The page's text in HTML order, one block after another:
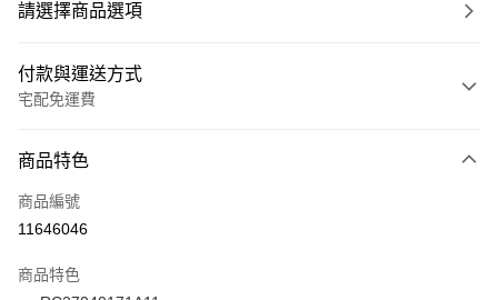
請選擇商品選項
付款與運送方式
宅配免運費
信用卡一次付款
信用卡分期付款
合作金庫商業銀行
6 期 0 利率 每期
商品特色
商品編號
11646046
商品特色